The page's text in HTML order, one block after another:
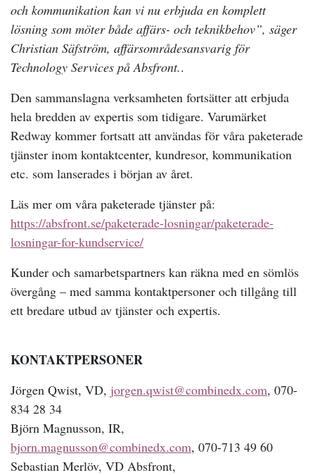
och kommunikation kan vi nu erbjuda en komplett
lösning som möter både affärs- och teknikbehov”, säger
Christian Säfström, affärsområdesansvarig för
Technology Services på Absfront..
Den sammanslagna verksamheten fortsätter att erbjuda
hela bredden av expertis som tidigare. Varumärket
Redway kommer fortsatt att användas för våra paketerade
tjänster inom kontaktcenter, kundresor, kommunikation
etc. som lanserades i början av året.
Läs mer om våra paketerade tjänster på:
https://absfront.se/paketerade-losningar/paketerade-
losningar-for-kundservice/
Kunder och samarbetspartners kan räkna med en sömlös
övergång – med samma kontaktpersoner och tillgång till
ett bredare utbud av tjänster och expertis.
KONTAKTPERSONER
Jörgen Qwist, VD, jorgen.qwist@combinedx.com, 070-
834 28 34
Björn Magnusson, IR,
bjorn.magnusson@combinedx.com, 070-713 49 60
Sebastian Merlöv, VD Absfront,